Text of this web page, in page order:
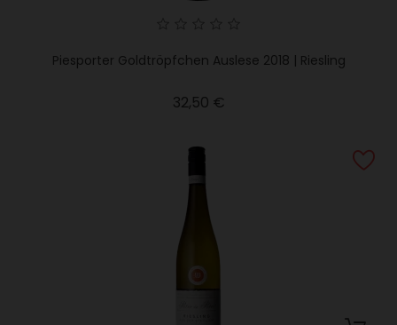
Piesporter Goldtröpfchen Auslese 2018 | Riesling
32,50 €